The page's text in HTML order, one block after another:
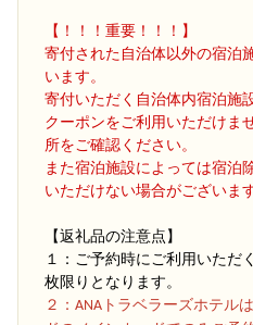
【！！！重要！！！】
寄付された自治体以外の宿泊
います。
寄付いただく自治体内宿泊施
クーポンをご利用いただけま
所をご確認ください。
また宿泊施設によっては宿泊
いただけない場合がございます
【返礼品の注意点】
１：ご予約時にご利用いただ
枚限りとなります。
２ ：ANAトラベラーズホテル